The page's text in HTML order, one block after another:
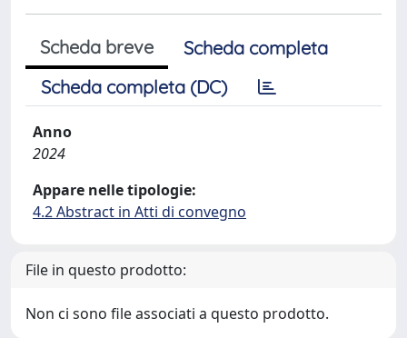
Scheda breve
Scheda completa
Scheda completa (DC)
Anno
2024
Appare nelle tipologie:
4.2 Abstract in Atti di convegno
File in questo prodotto:
Non ci sono file associati a questo prodotto.